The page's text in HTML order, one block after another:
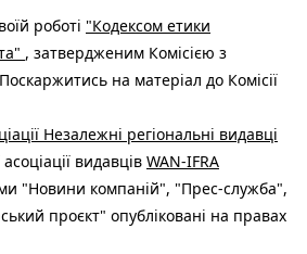
роботі "Кодексом етики
, затвердженим Комісією з
на матеріал до Комісії
Незалежні регіональні видавці
видавців WAN-IFRA
"Новини компаній", "Прес-служба",
проєкт" опубліковані на правах